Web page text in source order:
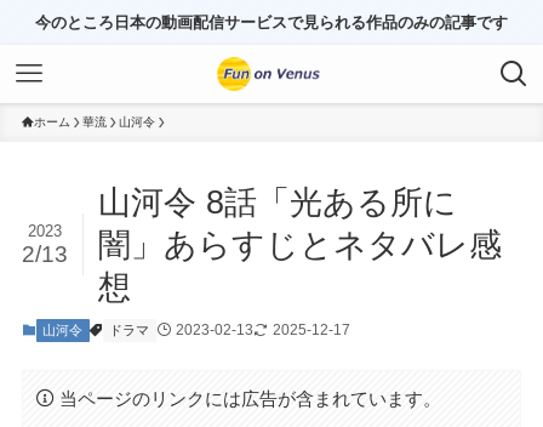
今のところ日本の動画配信サービスで見られる作品のみの記事です
ホーム 華流 山河令
山河令 8話「光ある所に
闇」あらすじとネタバレ感
想
2023
2/13
山河令 ドラマ 2023-02-13 2025-12-17
当ページのリンクには広告が含まれています。